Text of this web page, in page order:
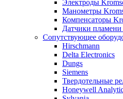
Электроды
Манометры
Компенсаторы
Датчики
Сопутствующее
Hirschmann
Delta Electronics
Dungs
Siemens
Твердотельные
Honeywell